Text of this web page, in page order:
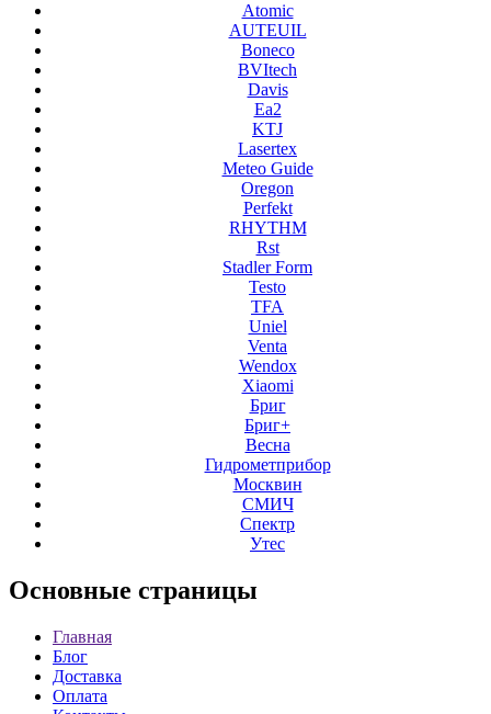
Atomic
AUTEUIL
Boneco
BVItech
Davis
Ea2
KTJ
Lasertex
Meteo Guide
Oregon
Perfekt
RHYTHM
Rst
Stadler Form
Testo
TFA
Uniel
Venta
Wendox
Xiaomi
Бриг
Бриг+
Весна
Гидрометприбор
Москвин
СМИЧ
Спектр
Утес
Основные страницы
Главная
Блог
Доставка
Оплата